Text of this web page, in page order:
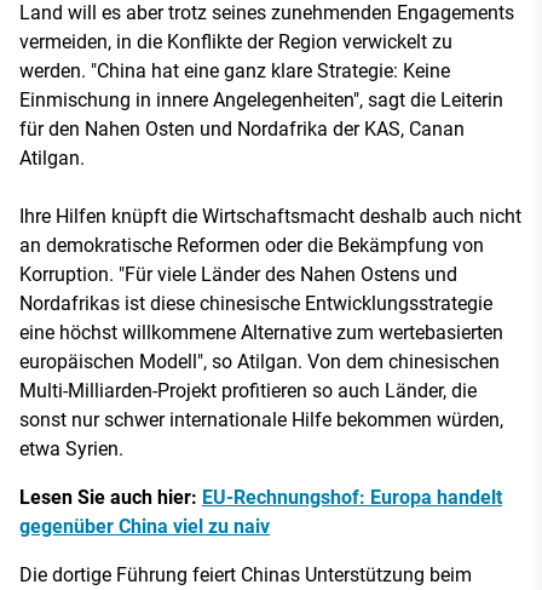
Land will es aber trotz seines zunehmenden Engagements
vermeiden, in die Konflikte der Region verwickelt zu
werden. "China hat eine ganz klare Strategie: Keine
Einmischung in innere Angelegenheiten", sagt die Leiterin
für den Nahen Osten und Nordafrika der KAS, Canan
Atilgan.
Ihre Hilfen knüpft die Wirtschaftsmacht deshalb auch nicht
an demokratische Reformen oder die Bekämpfung von
Korruption. "Für viele Länder des Nahen Ostens und
Nordafrikas ist diese chinesische Entwicklungsstrategie
eine höchst willkommene Alternative zum wertebasierten
europäischen Modell", so Atilgan. Von dem chinesischen
Multi-Milliarden-Projekt profitieren so auch Länder, die
sonst nur schwer internationale Hilfe bekommen würden,
etwa Syrien.
Lesen Sie auch hier: EU-Rechnungshof: Europa handelt
gegenüber China viel zu naiv
Die dortige Führung feiert Chinas Unterstützung beim